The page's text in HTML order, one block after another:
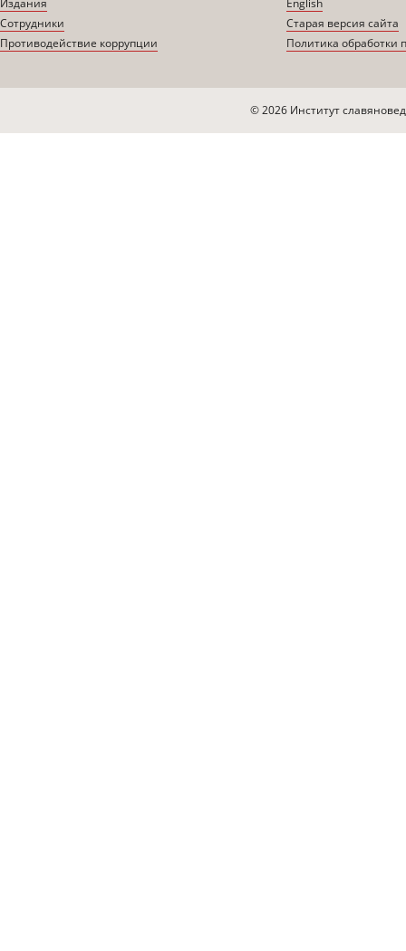
Издания
Сотрудники
Противодействие коррупции
English
Старая версия сайта
Политика обработки
© 2026 Институт